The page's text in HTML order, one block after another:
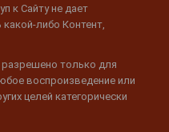
к Сайту не дает
либо Контент,
разрешено только для
воспроизведение или
целей категорически